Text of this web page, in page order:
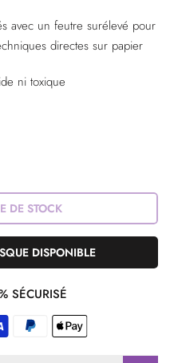
avec un feutre surélevé pour
directes sur papier
ni toxique
DE STOCK
DISPONIBLE
SÉCURISÉ